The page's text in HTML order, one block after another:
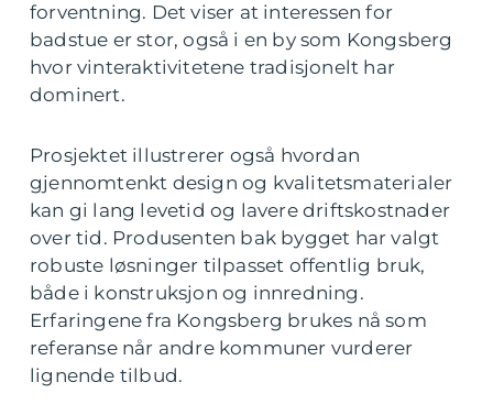
forventning. Det viser at interessen for
badstue er stor, også i en by som Kongsberg
hvor vinteraktivitetene tradisjonelt har
dominert.
Prosjektet illustrerer også hvordan
gjennomtenkt design og kvalitetsmaterialer
kan gi lang levetid og lavere driftskostnader
over tid. Produsenten bak bygget har valgt
robuste løsninger tilpasset offentlig bruk,
både i konstruksjon og innredning.
Erfaringene fra Kongsberg brukes nå som
referanse når andre kommuner vurderer
lignende tilbud.